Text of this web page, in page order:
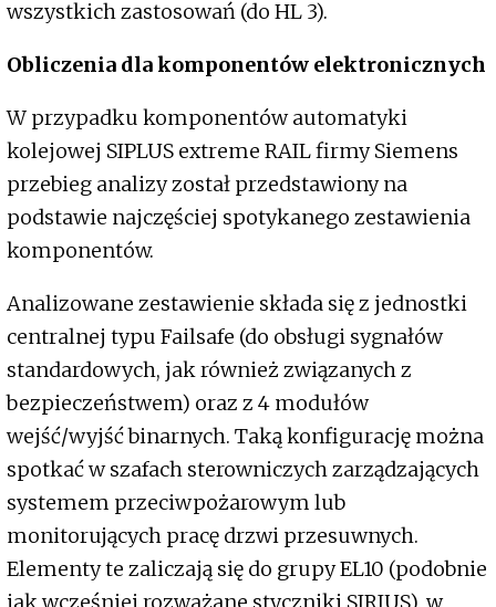
wszystkich zastosowań (do HL 3).
Obliczenia dla komponentów elektronicznych
W przypadku komponentów automatyki
kolejowej SIPLUS extreme RAIL firmy Siemens
przebieg analizy został przedstawiony na
podstawie najczęściej spotykanego zestawienia
komponentów.
Analizowane zestawienie składa się z jednostki
centralnej typu Failsafe (do obsługi sygnałów
standardowych, jak również związanych z
bezpieczeństwem) oraz z 4 modułów
wejść/wyjść binarnych. Taką konfigurację można
spotkać w szafach sterowniczych zarządzających
systemem przeciwpożarowym lub
monitorujących pracę drzwi przesuwnych.
Elementy te zaliczają się do grupy EL10 (podobnie